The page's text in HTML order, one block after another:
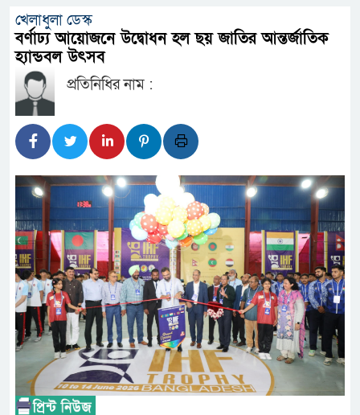
নদী দূষণ রোধে সমন্বিত পদক্ষেপ
ওমানের সঙ্গে ইরানের হরমুজ
পর্দাপন উপলক্ষে আলোচনা সভা ও দোয়া
ফ্যাসিবাদবিরোধী আন্দোলনে
নিরপেক্ষ ও বিশ্বাসযোগ্য : প্রধানমন্ত্রী
বাগেরহাট মেডিকেল ফাউন্ডেশনের
জুলাই স্মৃতি জাদুঘরের দুয়ার খুলেছে,
ফিলিপাইনের দক্ষিণ উপকূলে ৬.৩
খেলাধুলা ডেস্ক
বর্ণাঢ্য আয়োজনে উদ্বোধন হল ছয় জাতির আন্তর্জাতিক
হ্যান্ডবল উৎসব
প্রতিনিধির নাম :